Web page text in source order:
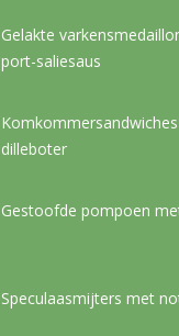
Gelakte
port-saliesaus
dilleboter
Gestoofde pompoen
Speculaasmijters met